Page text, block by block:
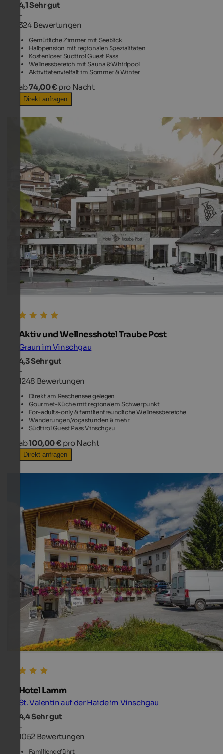
4,1Sehr gut
-
324 Bewertungen
Gemütliche Zimmer mit Seeblick
Halbpension mit regionalen Spezialitäten
Kostenloser Südtirol Guest Pass
Wellnessbereich mit Sauna & Whirlpool
Aktivitätenvielfalt im Sommer & Winter
ab74,00 € pro Nacht
Direkt anfragen
Aktiv und Wellnesshotel Traube Post
Graun im Vinschgau
4,3Sehr gut
-
1248 Bewertungen
Direkt am Reschensee gelegen
Gourmet-Küche mit regionalem Schwerpunkt
For-adults-only & familienfreundliche Wellnessbereiche
Wanderungen,Yogastunden & mehr
Südtirol Guest Pass Vinschgau
ab100,00 € pro Nacht
Direkt anfragen
Hotel Lamm
St. Valentin auf der Haide im Vinschgau
4,4Sehr gut
-
1052 Bewertungen
Familiengeführt